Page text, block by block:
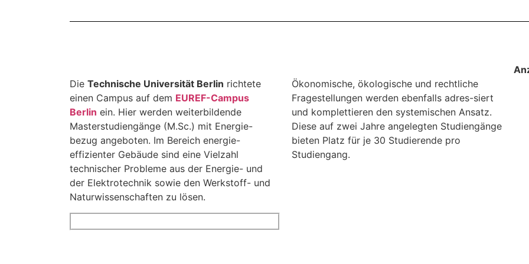
Die Technische Universität Berlin richtete
einen Campus auf dem EUREF-Campus
Berlin ein. Hier werden weiterbildende
Masterstudiengänge (M.Sc.) mit Energie-
bezug angeboten. Im Bereich energie-
effizienter Gebäude sind eine Vielzahl
technischer Probleme aus der Energie- und
der Elektrotechnik sowie den Werkstoff- und
Naturwissenschaften zu lösen.
Ökonomische, ökologische und rechtliche
Fragestellungen werden ebenfalls adres-siert
und komplettieren den systemischen Ansatz.
Diese auf zwei Jahre angelegten Studiengänge
bieten Platz für je 30 Studierende pro
Studiengang.